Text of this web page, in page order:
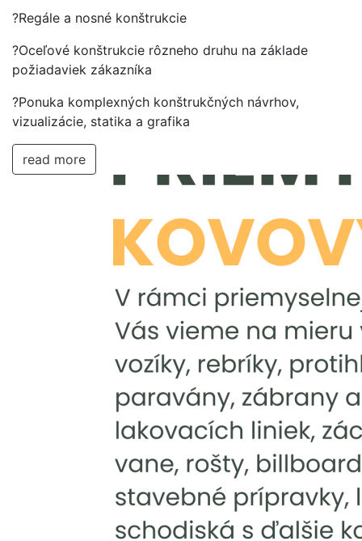
?Regále a nosné konštrukcie
?Oceľové konštrukcie rôzneho druhu na základe
požiadaviek zákazníka
?Ponuka komplexných konštrukčných návrhov,
vizualizácie, statika a grafika
read more